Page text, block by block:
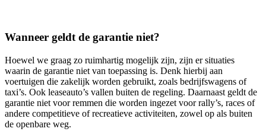
Wanneer geldt de garantie niet?
Hoewel we graag zo ruimhartig mogelijk zijn, zijn er situaties
waarin de garantie niet van toepassing is. Denk hierbij aan
voertuigen die zakelijk worden gebruikt, zoals bedrijfswagens of
taxi’s. Ook leaseauto’s vallen buiten de regeling. Daarnaast geldt de
garantie niet voor remmen die worden ingezet voor rally’s, races of
andere competitieve of recreatieve activiteiten, zowel op als buiten
de openbare weg.